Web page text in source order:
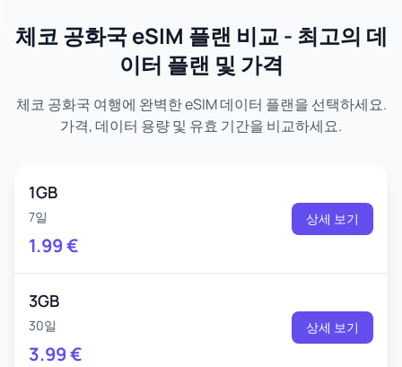
체코 공화국 eSIM 플랜 비교 - 최고의 데
이터 플랜 및 가격
체코 공화국 여행에 완벽한 eSIM 데이터 플랜을 선택하세요.
가격, 데이터 용량 및 유효 기간을 비교하세요.
1GB
7일
1.99€
상세 보기
3GB
30일
3.99€
상세 보기